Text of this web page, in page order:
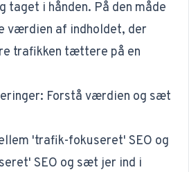
taget i hånden. På den måde
værdien af indholdet, der
trafikken tættere på en
Forstå værdien og sæt
'trafik-fokuseret' SEO og
SEO og sæt jer ind i